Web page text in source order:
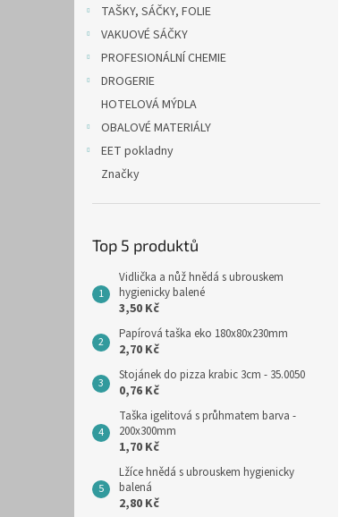
TAŠKY, SÁČKY, FOLIE
VAKUOVÉ SÁČKY
PROFESIONÁLNÍ CHEMIE
DROGERIE
HOTELOVÁ MÝDLA
OBALOVÉ MATERIÁLY
EET pokladny
Značky
Top 5 produktů
Vidlička a nůž hnědá s ubrouskem
hygienicky balené
3,50 Kč
Papírová taška eko 180x80x230mm
2,70 Kč
Stojánek do pizza krabic 3cm - 35.0050
0,76 Kč
Taška igelitová s průhmatem barva -
200x300mm
1,70 Kč
Lžíce hnědá s ubrouskem hygienicky
balená
2,80 Kč